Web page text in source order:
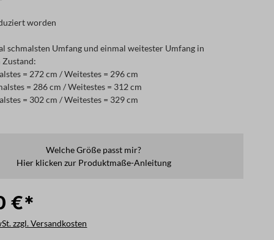
worden
schmalsten Umfang und einmal weitester Umfang in
Zustand:
= 272 cm / Weitestes = 296 cm
= 286 cm / Weitestes = 312 cm
= 302 cm / Weitestes = 329 cm
Welche Größe passt mir?
Hier klicken zur Produktmaße-Anleitung
€*
zzgl. Versandkosten